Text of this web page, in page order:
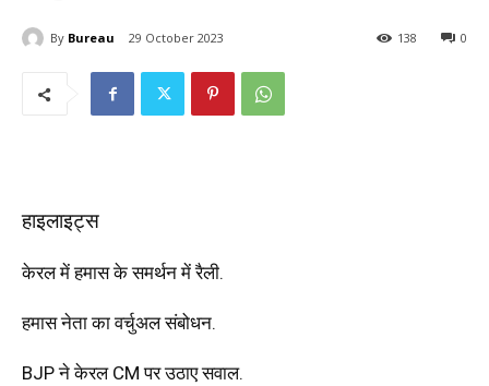
By Bureau 29 October 2023 0
138
हाइलाइट्स
केरल में हमास के समर्थन में रैली.
हमास नेता का वर्चुअल संबोधन.
BJP ने केरल CM पर उठाए सवाल.